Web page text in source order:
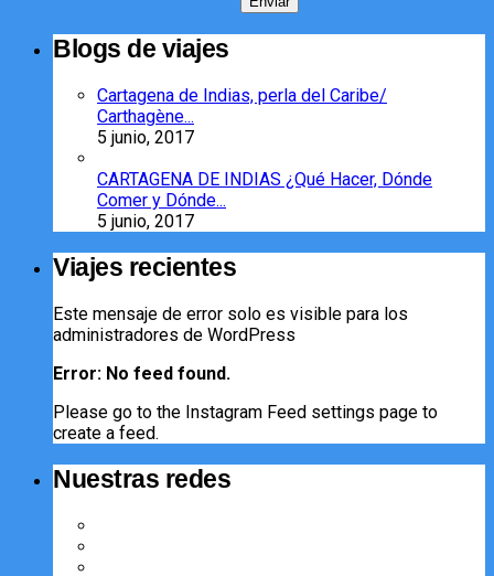
Blogs de viajes
Cartagena de Indias, perla del Caribe/
Carthagène...
5 junio, 2017
CARTAGENA DE INDIAS ¿Qué Hacer, Dónde
Comer y Dónde...
5 junio, 2017
Viajes recientes
Este mensaje de error solo es visible para los
administradores de WordPress
Error: No feed found.
Please go to the Instagram Feed settings page to
create a feed.
Nuestras redes